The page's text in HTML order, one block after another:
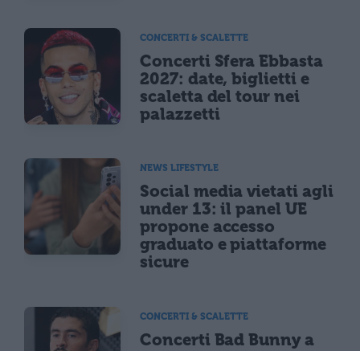
CONCERTI & SCALETTE
Concerti Sfera Ebbasta
2027: date, biglietti e
scaletta del tour nei
palazzetti
NEWS LIFESTYLE
Social media vietati agli
under 13: il panel UE
propone accesso
graduato e piattaforme
sicure
CONCERTI & SCALETTE
Concerti Bad Bunny a